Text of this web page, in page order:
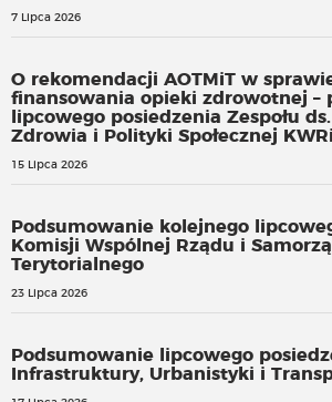
7 Lipca 2026
O rekomendacji AOTMiT w
finansowania opieki zdrowotnej –
lipcowego posiedzenia Zespołu
Zdrowia i Polityki Społecznej
15 Lipca 2026
Podsumowanie kolejnego
Komisji Wspólnej Rządu i
Terytorialnego
23 Lipca 2026
Podsumowanie lipcowego
Infrastruktury, Urbanistyki i